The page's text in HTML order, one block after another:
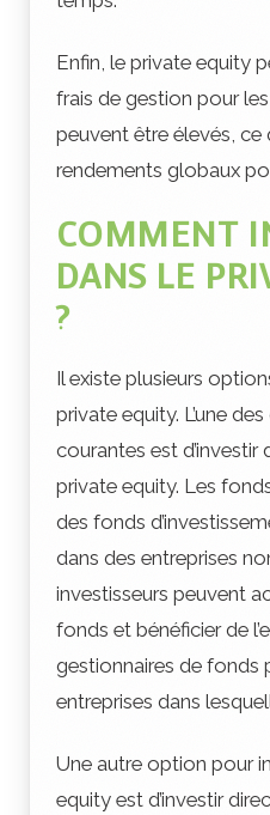
Enfin, le private equity
frais de gestion pour
peuvent être élevés, ce
rendements globaux
COMMENT
DANS LE
?
Il existe plusieurs
private equity. L’une
courantes est
private equity. Les
des fonds
dans des entreprises
investisseurs peuvent
fonds et bénéficier de
gestionnaires de fonds
entreprises dans
Une autre option pour
equity est d’investir